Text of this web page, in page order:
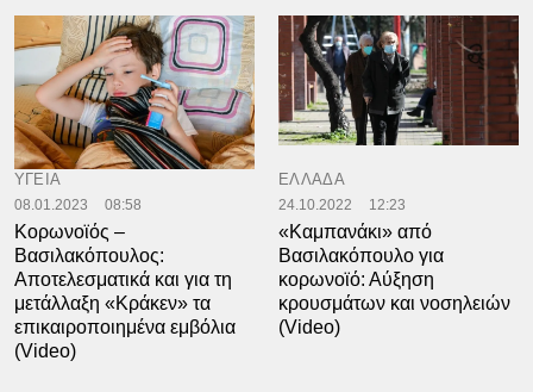
ΥΓΕΙΑ
08.01.2023 08:58
Κορωνοϊός –
Βασιλακόπουλος:
Αποτελεσματικά και για τη
μετάλλαξη «Κράκεν» τα
επικαιροποιημένα εμβόλια
(Video)
ΕΛΛΑΔΑ
24.10.2022 12:23
«Καμπανάκι» από
Βασιλακόπουλο για
κορωνοϊό: Αύξηση
κρουσμάτων και νοσηλειών
(Video)